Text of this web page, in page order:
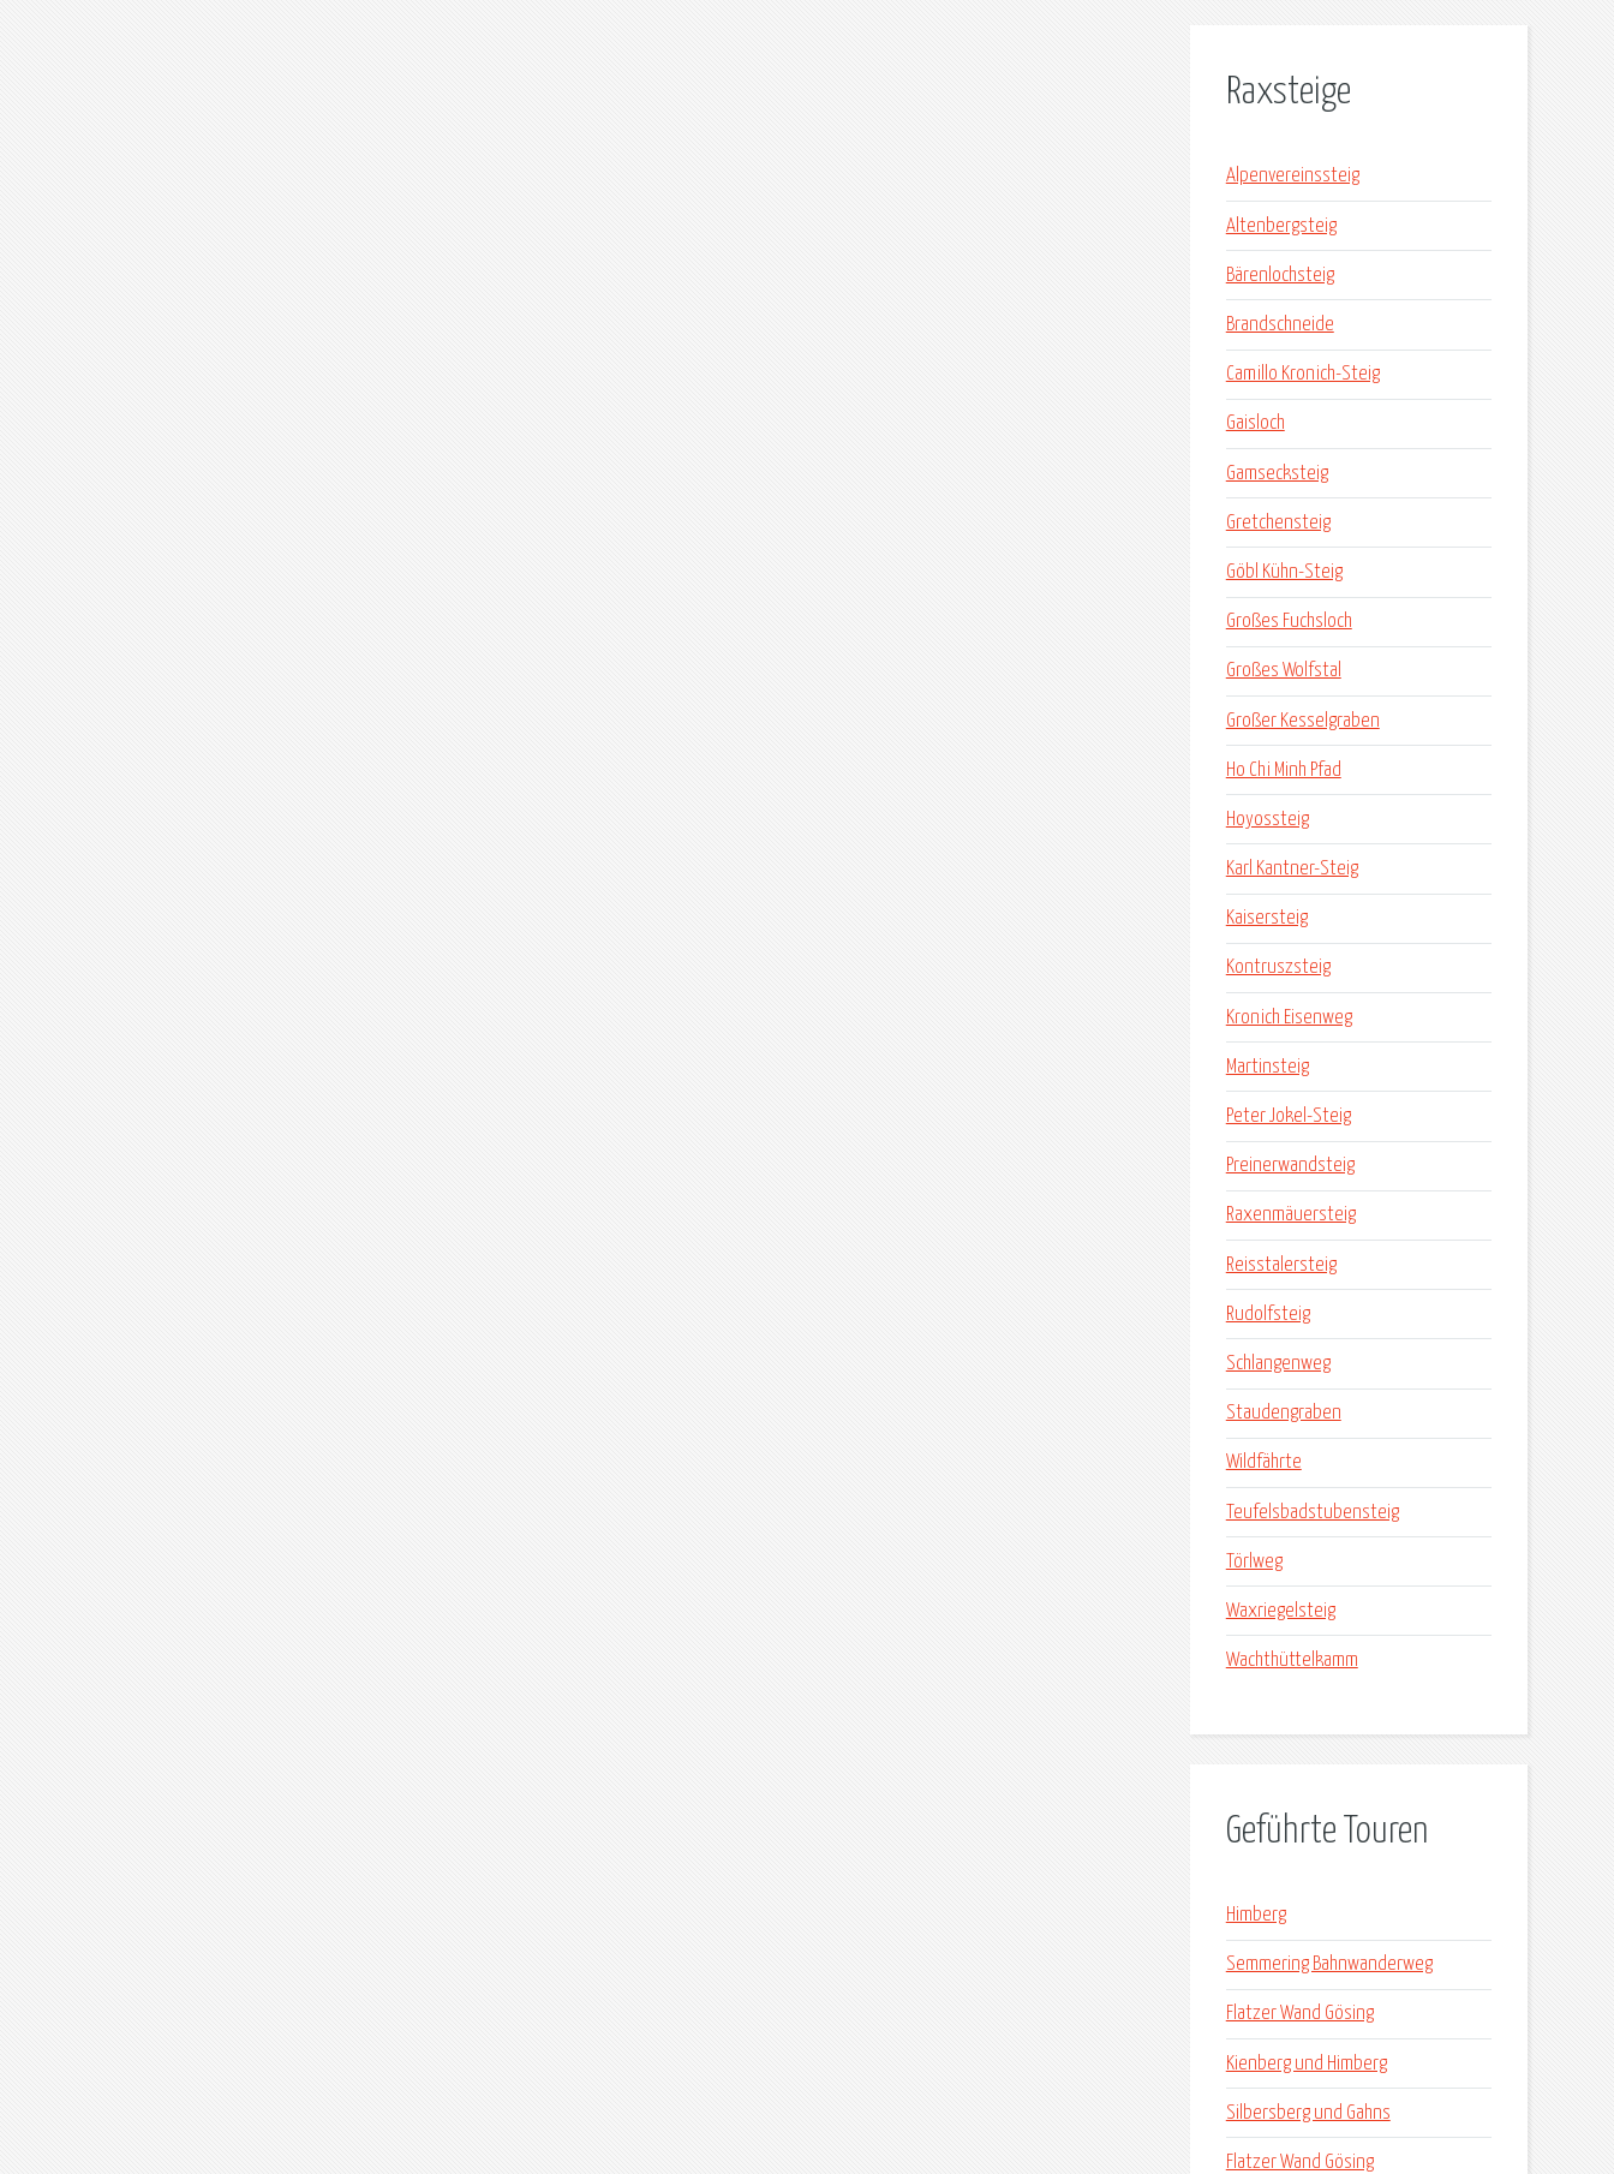
Raxsteige
Alpenvereinssteig
Altenbergsteig
Bärenlochsteig
Brandschneide
Camillo Kronich-Steig
Gaisloch
Gamsecksteig
Gretchensteig
Göbl Kühn-Steig
Großes Fuchsloch
Großes Wolfstal
Großer Kesselgraben
Ho Chi Minh Pfad
Hoyossteig
Karl Kantner-Steig
Kaisersteig
Kontruszsteig
Kronich Eisenweg
Martinsteig
Peter Jokel-Steig
Preinerwandsteig
Raxenmäuersteig
Reisstalersteig
Rudolfsteig
Schlangenweg
Staudengraben
Wildfährte
Teufelsbadstubensteig
Törlweg
Waxriegelsteig
Wachthüttelkamm
Geführte Touren
Himberg
Semmering Bahnwanderweg
Flatzer Wand Gösing
Kienberg und Himberg
Silbersberg und Gahns
Flatzer Wand Gösing